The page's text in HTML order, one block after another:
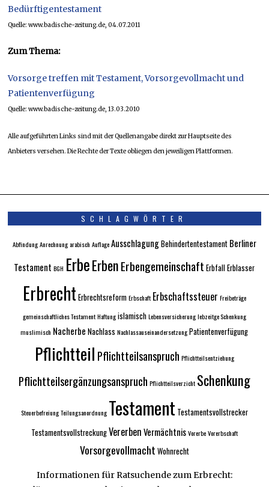
Bedürftigentestament
Quelle: www.badische-zeitung.de, 04.07.2011
Zum Thema:
Vorsorge treffen mit Testament, Vorsorgevollmacht und
Patientenverfügung
Quelle: www.badische-zeitung.de, 13.03.2010
Alle aufgeführten Links sind mit der Quellenangabe direkt zur Hauptseite des
Anbieters versehen. Die Rechte der Texte obliegen den jeweiligen Plattformen.
SCHLAGWÖRTER
AbfindungAnrechnungarabisch AuflageAusschlagungBehindertentestament Berliner
Testament BGH ErbeErbenErbengemeinschaft ErbfallErblasser
Erbrecht ErbrechtsreformErbschaft Erbschaftssteuer Freibeträge
gemeinschaftliches TestamentHaftungislamischLebensversicherunglebzeitge Schenkung
muslimisch Nacherbe Nachlass NachlassauseinandersetzungPatientenverfügung
Pflichtteil Pflichtteilsanspruch Pflichtteilsentziehung
Pflichtteilsergänzungsanspruch Pflichtteilsverzicht Schenkung
SteuerbefreiungTeilungsanordnung Testament Testamentsvollstrecker
TestamentsvollstreckungVererbenVermächtnisVorerbeVorerbschaft
Vorsorgevollmacht Wohnrecht
Informationen für Ratsuchende zum Erbrecht: